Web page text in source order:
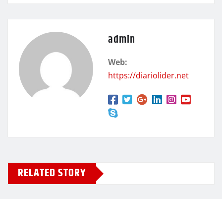
admin
Web:
https://diariolider.net
RELATED STORY